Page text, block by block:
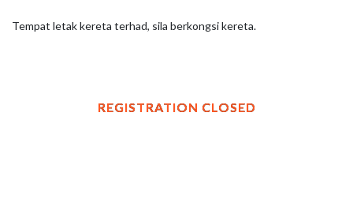
Tempat letak kereta terhad, sila berkongsi kereta.
REGISTRATION CLOSED